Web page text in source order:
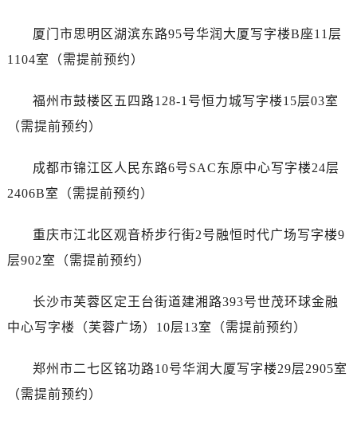
厦门市思明区湖滨东路95号华润大厦写字楼B座11层
1104室（需提前预约）
福州市鼓楼区五四路128-1号恒力城写字楼15层03室
（需提前预约）
成都市锦江区人民东路6号SAC东原中心写字楼24层
2406B室（需提前预约）
重庆市江北区观音桥步行街2号融恒时代广场写字楼9
层902室（需提前预约）
长沙市芙蓉区定王台街道建湘路393号世茂环球金融
中心写字楼（芙蓉广场）10层13室（需提前预约）
郑州市二七区铭功路10号华润大厦写字楼29层2905室
（需提前预约）